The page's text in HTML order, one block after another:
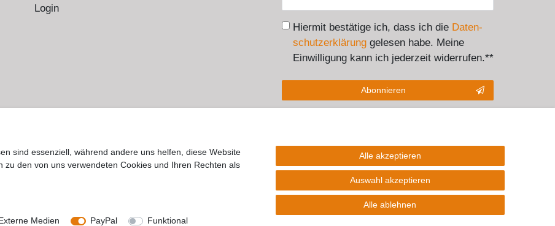
Login
Hiermit bestätige ich, dass ich die Daten­
schutz­erklärunggelesen habe. Meine
Einwilligung kann ich jederzeit widerrufen.**
Abonnieren
Impressum Daten­schutz­erklärung AGB Kontakt
sind essenziell, während andere uns helfen, diese Website
den von uns verwendeten Cookies und Ihren Rechten als
Medien PayPal Funktional
Alle akzeptieren
Auswahl akzeptieren
Alle ablehnen